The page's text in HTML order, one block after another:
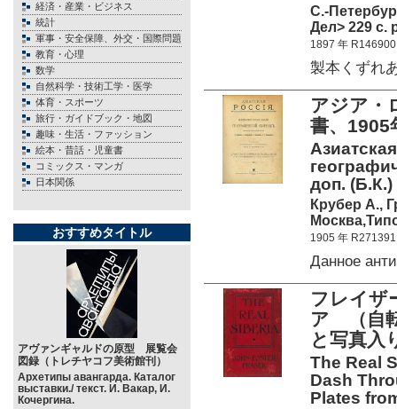
経済・産業・ビジネス
統計
軍事・安全保障、外交・国際問題
教育・心理
数学
自然科学・技術工学・医学
体育・スポーツ
旅行・ガイドブック・地図
趣味・生活・ファッション
絵本・昔話・児童書
コミックス・マンガ
日本関係
おすすめタイトル
アヴァンギャルドの原型 展覧会
図録（トレチヤコフ美術館刊）
Архетипы авангарда. Каталог
выставки./ текст. И. Вакар, И.
Кочергина.
С.-
Дел> 229 c.
1897 年 R146900
製本くずれ
アジア
書、1905
доп. (Б.К.)
Крубер А.,
1905 年 R271391
Данное
フレイザ
ア （自
と写真入
The Real
Dash
Plates